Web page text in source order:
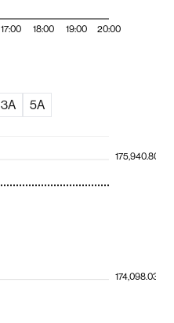
17:00 18:00 19:00 20:00
3A 5A
174,098.03
175,940.80